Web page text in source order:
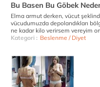
Bu Basen Bu Göbek
Elma armut derken, vücut
vücudumuzda depolandıkları
ne kadar kilo verirsem vereyim
Kategori : Beslenme / Diyet